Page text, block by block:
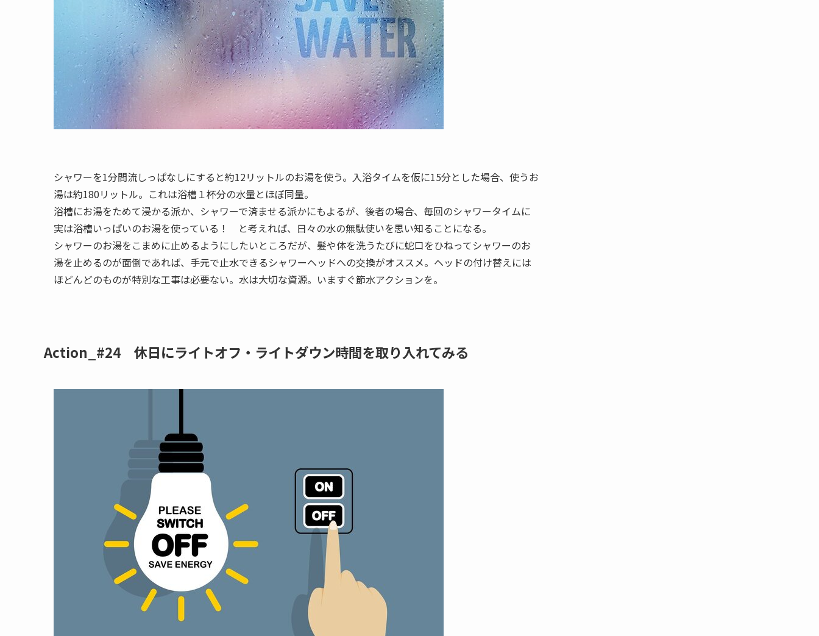
シャワーを1分間流しっぱなしにすると約12リットルのお湯を使う。入浴タイムを仮に15分とした場合、使うお
湯は約180リットル。これは浴槽１杯分の水量とほぼ同量。
浴槽にお湯をためて浸かる派か、シャワーで済ませる派かにもよるが、後者の場合、毎回のシャワータイムに
実は浴槽いっぱいのお湯を使っている！ と考えれば、日々の水の無駄使いを思い知ることになる。
シャワーのお湯をこまめに止めるようにしたいところだが、髪や体を洗うたびに蛇口をひねってシャワーのお
湯を止めるのが面倒であれば、手元で止水できるシャワーヘッドへの交換がオススメ。ヘッドの付け替えには
ほどんどのものが特別な工事は必要ない。水は大切な資源。いますぐ節水アクションを。
Action_#24 休日にライトオフ・ライトダウン時間を取り入れてみる